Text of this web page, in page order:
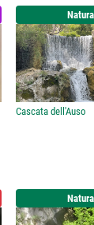
Natura
Cascata dell'Auso
Natura